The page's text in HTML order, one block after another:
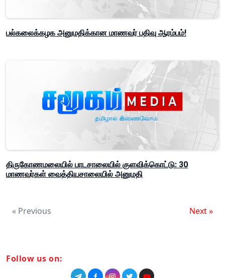
பல்கலைக்கழக அனுமதிக்கான மாணவர் பதிவு ஆரம்பம்!
திருகோணமலையில் பாடசாலையில் குளவிக்கொட்டு: 30
மாணவர்கள் வைத்தியசாலையில் அனுமதி
« Previous Next »
Follow us on: